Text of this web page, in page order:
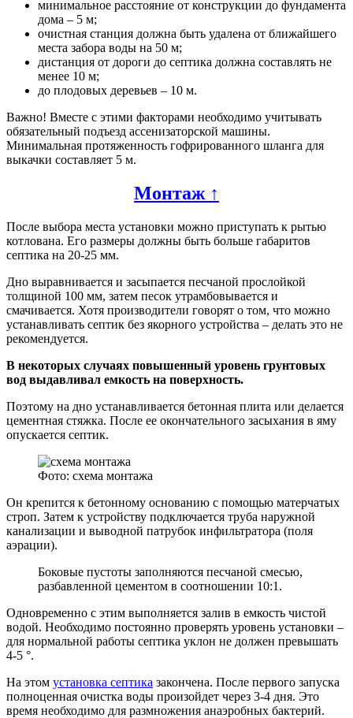
минимальное расстояние от конструкции до фундамента
дома – 5 м;
очистная станция должна быть удалена от ближайшего
места забора воды на 50 м;
дистанция от дороги до септика должна составлять не
менее 10 м;
до плодовых деревьев – 10 м.
Важно! Вместе с этими факторами необходимо учитывать
обязательный подъезд ассенизаторской машины.
Минимальная протяженность гофрированного шланга для
выкачки составляет 5 м.
Монтаж ↑
После выбора места установки можно приступать к рытью
котлована. Его размеры должны быть больше габаритов
септика на 20-25 мм.
Дно выравнивается и засыпается песчаной прослойкой
толщиной 100 мм, затем песок утрамбовывается и
смачивается. Хотя производители говорят о том, что можно
устанавливать септик без якорного устройства – делать это не
рекомендуется.
В некоторых случаях повышенный уровень грунтовых
вод выдавливал емкость на поверхность.
Поэтому на дно устанавливается бетонная плита или делается
цементная стяжка. После ее окончательного засыхания в яму
опускается септик.
Фото: схема монтажа
Он крепится к бетонному основанию с помощью матерчатых
строп. Затем к устройству подключается труба наружной
канализации и выводной патрубок инфильтратора (поля
аэрации).
Боковые пустоты заполняются песчаной смесью,
разбавленной цементом в соотношении 10:1.
Одновременно с этим выполняется залив в емкость чистой
водой. Необходимо постоянно проверять уровень установки –
для нормальной работы септика уклон не должен превышать
4-5 °.
На этом установка септика закончена. После первого запуска
полноценная очистка воды произойдет через 3-4 дня. Это
время необходимо для размножения анаэробных бактерий.